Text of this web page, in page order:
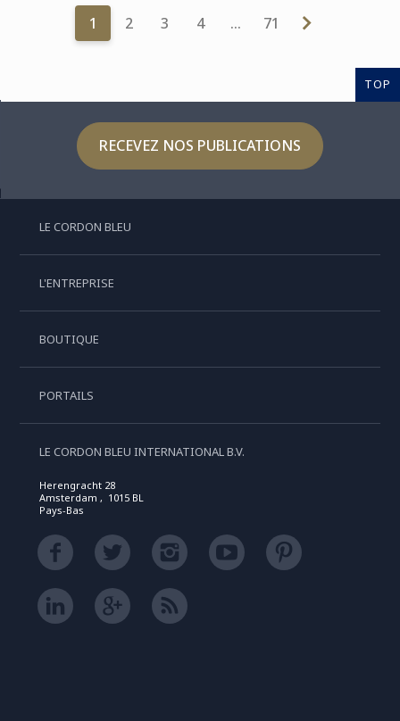
1 2 3 4 … 71
TOP
RECEVEZ NOS PUBLICATIONS
LE CORDON BLEU
L'ENTREPRISE
BOUTIQUE
PORTAILS
LE CORDON BLEU INTERNATIONAL B.V.
Herengracht 28
Amsterdam , 1015 BL
Pays-Bas